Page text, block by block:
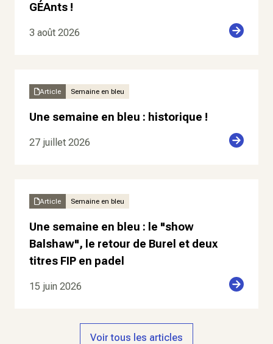
GÉAnts !
3 août 2026
Article Semaine en bleu
Une semaine en bleu : historique !
27 juillet 2026
Article Semaine en bleu
Une semaine en bleu : le "show
Balshaw", le retour de Burel et deux
titres FIP en padel
15 juin 2026
Voir tous les articles